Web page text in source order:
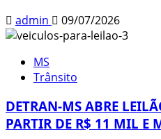
admin 09/07/2026
MS
Trânsito
DETRAN-MS ABRE
PARTIR DE R$ 11 MIL E